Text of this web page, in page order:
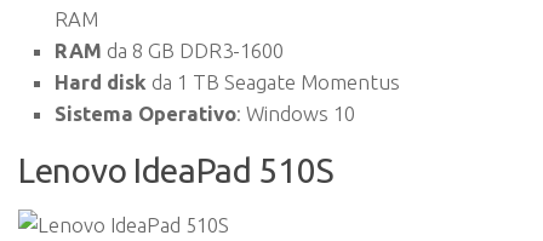
RAM
RAM da 8 GB DDR3-1600
Hard disk da 1 TB Seagate Momentus
Sistema Operativo: Windows 10
Lenovo IdeaPad 510S